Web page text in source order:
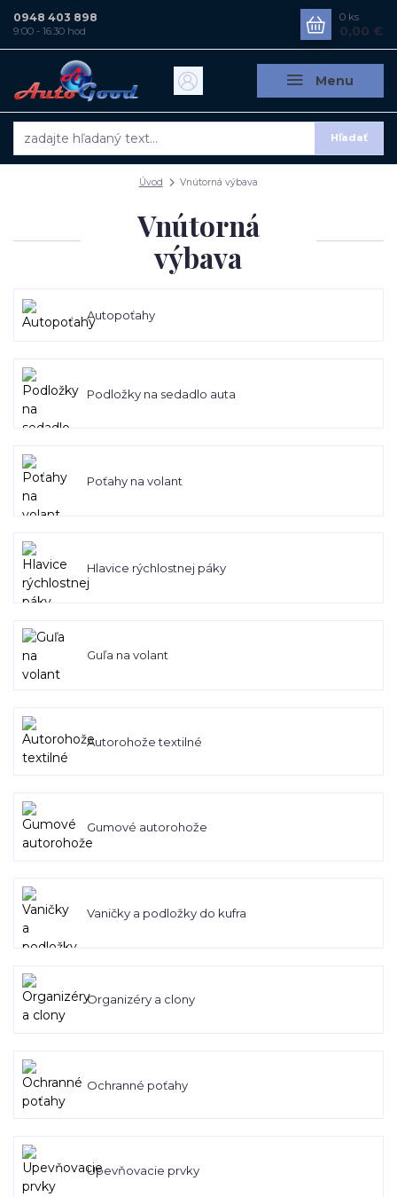
Menu
Hľadať
0948 403 898
9:00 - 16:30 hod
0 ks
0,00 €
Úvod Vnútorná výbava
Vnútorná
výbava
Autopoťahy
Podložky na sedadlo auta
Poťahy na volant
Hlavice rýchlostnej páky
Guľa na volant
Autorohože textilné
Gumové autorohože
Vaničky a podložky do kufra
Organizéry a clony
Ochranné poťahy
Upevňovacie prvky